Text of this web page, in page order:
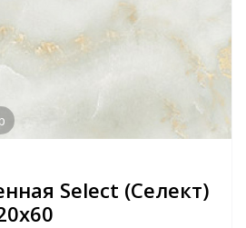
Select (Селект)